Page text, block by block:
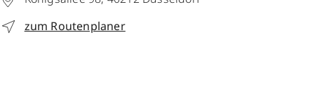
zum Routenplaner